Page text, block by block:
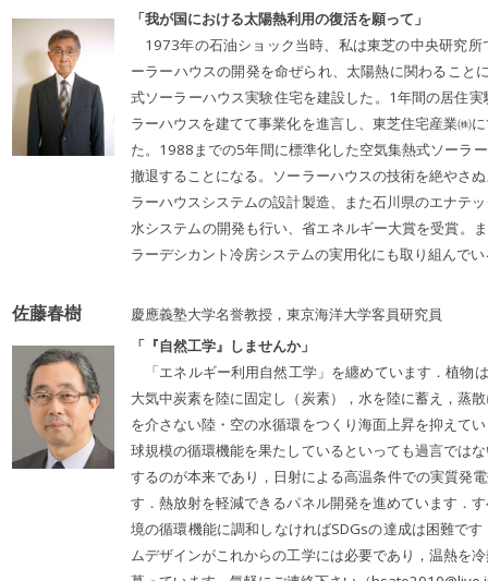
「我が国における太陽熱利用の復活を願って」
1973年の石油ショック当時、私は東芝の中央研究
ーラーハウスの開発を命ぜられ、太陽熱に関わるこ
式ソーラーハウス実験住宅を建設した。1年間の居住
ラーハウスを建てて事業化を進言し、東芝住宅産業㈱
た。1988までの5年間に標準化した空気集熱式ソーラ
撤退することになる。ソーラーハウスの技術を絶やさ
ラーハウスシステムの設計製造、また石川県のエナテ
水システムの開発も行い、省エネルギー大賞を受賞。
ラーデシカント冷房システムの実用化にも取り組んで
佐藤春樹
慶應義塾大学名誉教授，東京海洋大学客員研究員
「『自然工学』しませんか」
「エネルギー利用自然工学」を纏めています．植物
大気中炭素を陸に固定し（炭素），水を陸に蓄え，蒸
を介さない陸・空の水循環をつくり海面上昇を抑えて
球規模の循環機能を果たしているといっても過言では
するのが本来であり，日射による高温条件での実質発
す．熱放射を軽減できるパネル開発を進めています．
境の循環機能に調和しなければSDGsの達成は困難で
ムデザインがこれからの工学には必要であり，温熱を